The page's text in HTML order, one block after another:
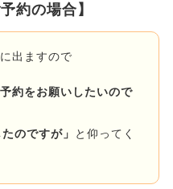
約の場合】
出ますので
約をお願いしたいので
のですが」
と仰ってく